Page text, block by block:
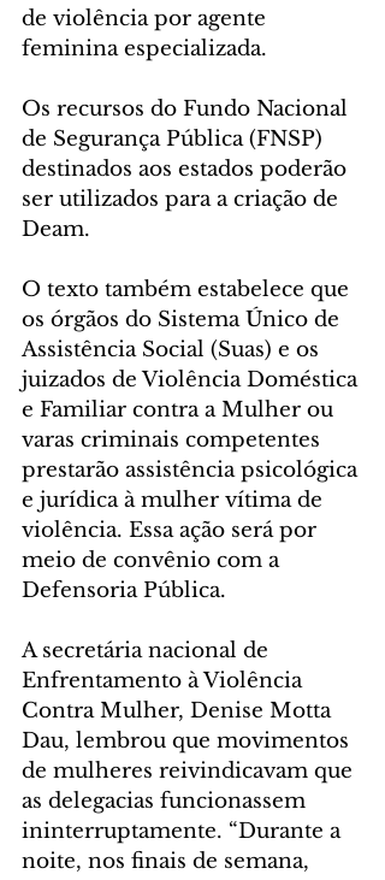
de violência por agente
feminina especializada.
Os recursos do Fundo Nacional
de Segurança Pública (FNSP)
destinados aos estados poderão
ser utilizados para a criação de
Deam.
O texto também estabelece que
os órgãos do Sistema Único de
Assistência Social (Suas) e os
juizados de Violência Doméstica
e Familiar contra a Mulher ou
varas criminais competentes
prestarão assistência psicológica
e jurídica à mulher vítima de
violência. Essa ação será por
meio de convênio com a
Defensoria Pública.
A secretária nacional de
Enfrentamento à Violência
Contra Mulher, Denise Motta
Dau, lembrou que movimentos
de mulheres reivindicavam que
as delegacias funcionassem
ininterruptamente. “Durante a
noite, nos finais de semana,